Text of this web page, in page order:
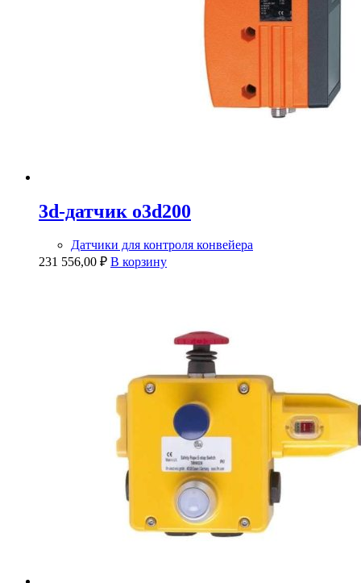
3d-датчик o3d200
Датчики для контроля конвейера
231 556,00 ₽ В корзину